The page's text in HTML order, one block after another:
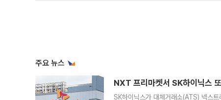
주요 뉴스
NXT 프리마켓서 SK하이닉스
SK하이닉스가 대체거래소(ATS) 넥스